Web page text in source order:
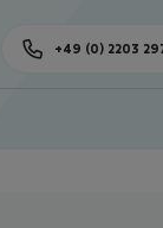
+49 (0) 2203